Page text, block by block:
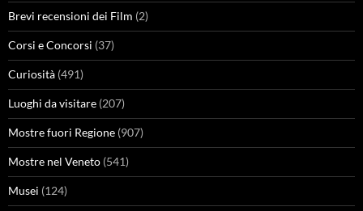
Brevi recensioni dei Film (2)
Corsi e Concorsi (37)
Curiosità (491)
Luoghi da visitare (207)
Mostre fuori Regione (907)
Mostre nel Veneto (541)
Musei (124)